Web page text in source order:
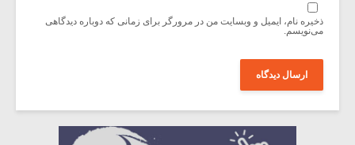
ذخیره نام، ایمیل و وبسایت من در مرورگر برای زمانی که دوباره دیدگاهی
می‌نویسم.